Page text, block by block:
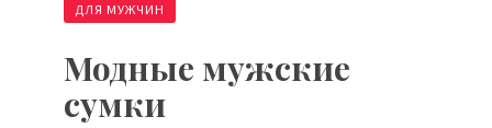
ДЛЯ МУЖЧИН
Модные мужские
сумки